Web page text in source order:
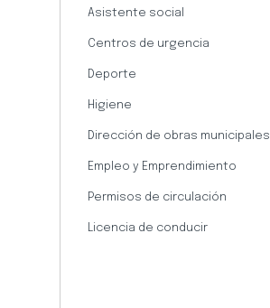
Asistente social
Centros de urgencia
Deporte
Higiene
Dirección de obras municipales
Empleo y Emprendimiento
Permisos de circulación
Licencia de conducir